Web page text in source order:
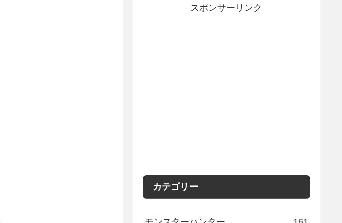
スポンサーリンク
カテゴリー